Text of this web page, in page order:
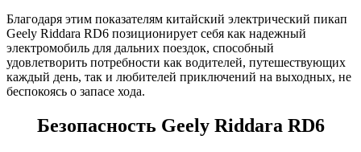
Благодаря этим показателям китайский электрический пикап
Geely Riddara RD6 позиционирует себя как надежный
электромобиль для дальних поездок, способный
удовлетворить потребности как водителей, путешествующих
каждый день, так и любителей приключений на выходных, не
беспокоясь о запасе хода.
Безопасность Geely Riddara RD6